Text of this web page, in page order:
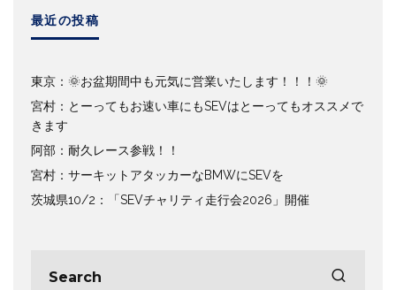
最近の投稿
東京：🌞お盆期間中も元気に営業いたします！！！🌞
宮村：とーってもお速い車にもSEVはとーってもオススメで
きます
阿部：耐久レース参戦！！
宮村：サーキットアタッカーなBMWにSEVを
茨城県10/2：「SEVチャリティ走行会2026」開催